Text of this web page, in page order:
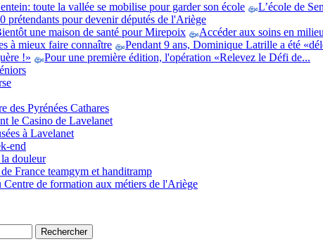
toute la vallée se mobilise pour garder son école
L’école de
prétendants pour devenir députés de l'Ariège
une maison de santé pour Mirepoix
Accéder aux soins en
à mieux faire connaître
Pendant 9 ans, Dominique Latrille a été
!»
Pour une première édition, l'opération «Relevez le Défi de...
des Pyrénées Cathares
le Casino de Lavelanet
à Lavelanet
end
douleur
France teamgym et handitramp
de formation aux métiers de l'Ariège